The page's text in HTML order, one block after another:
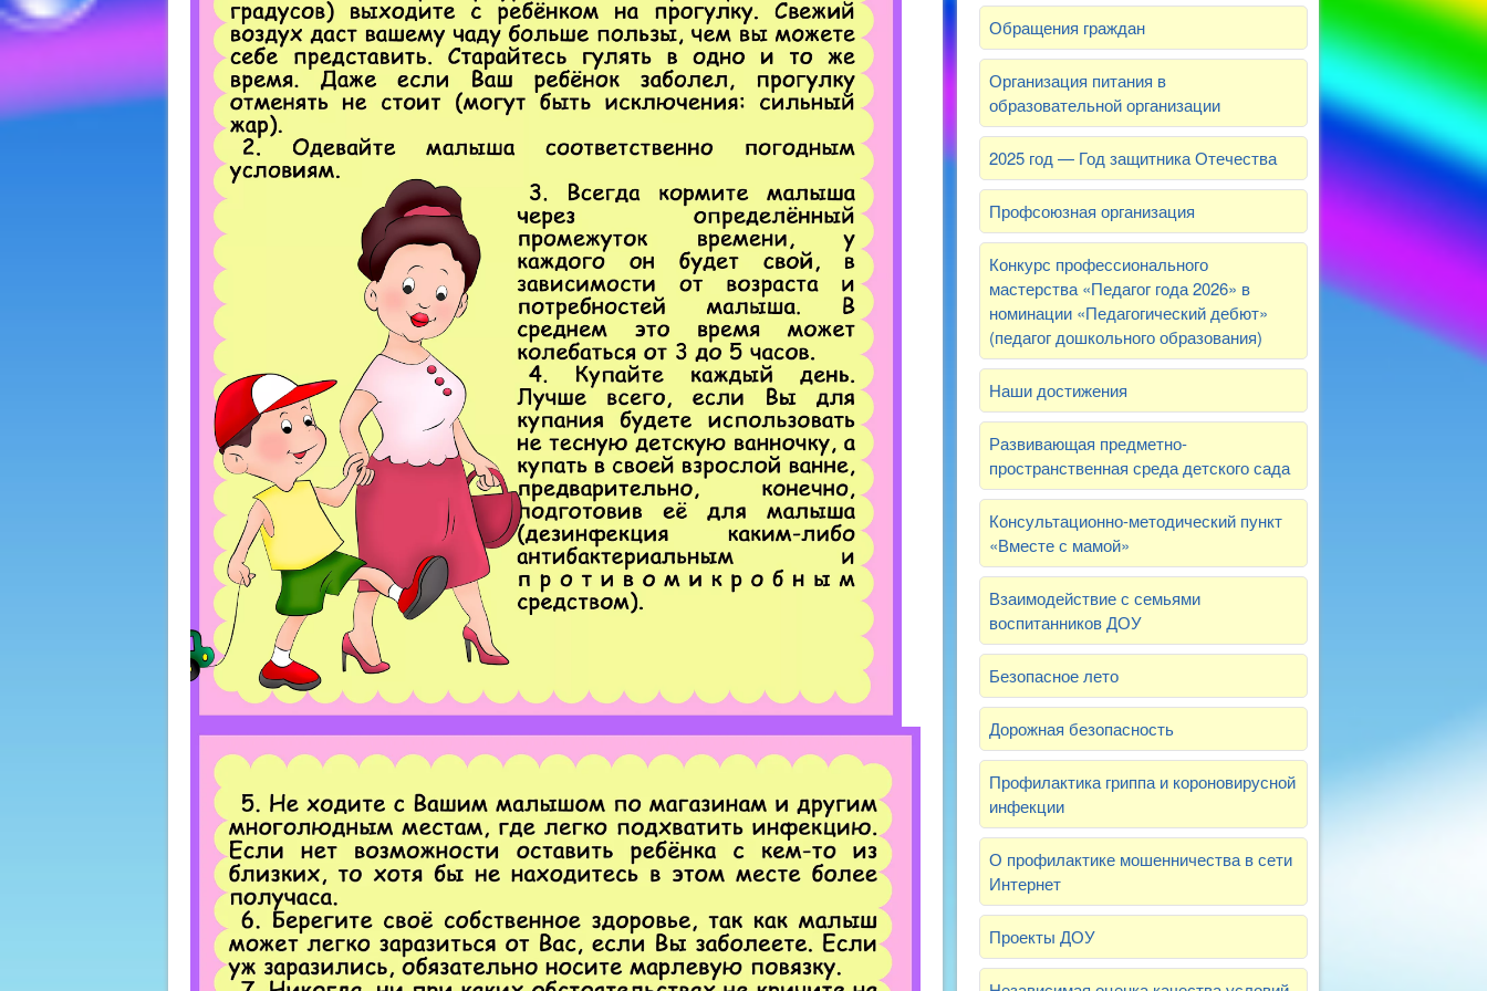
Обращения граждан
Организация питания в
образовательной организации
2025 год — Год защитника Отечества
Профсоюзная организация
Конкурс профессионального
мастерства «Педагог года 2026» в
номинации «Педагогический дебют»
(педагог дошкольного образования)
Наши достижения
Развивающая предметно-
пространственная среда детского сада
Консультационно-методический пункт
«Вместе с мамой»
Взаимодействие с семьями
воспитанников ДОУ
Безопасное лето
Дорожная безопасность
Профилактика гриппа и короновирусной
инфекции
О профилактике мошенничества в сети
Интернет
Проекты ДОУ